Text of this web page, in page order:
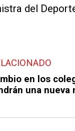
del
en los
una nueva